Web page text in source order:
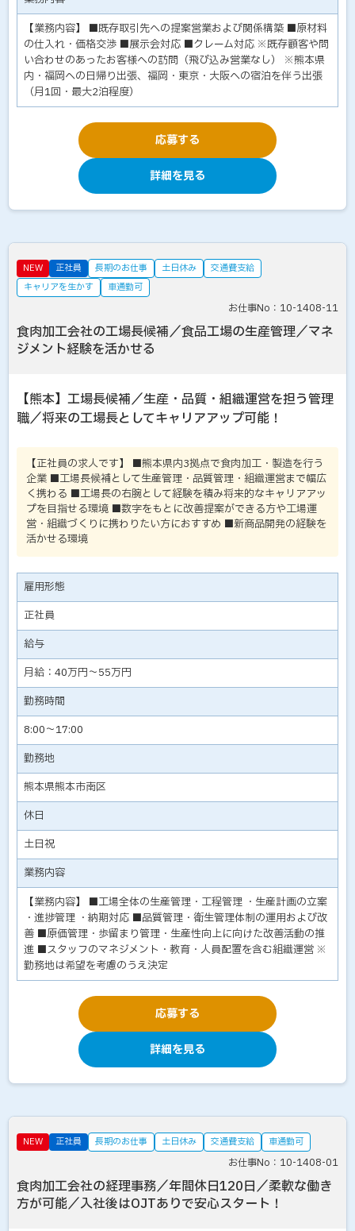
【業務内容】 ■既存取引先への提案営業および関係構築 ■原材料
の仕入れ・価格交渉 ■展示会対応 ■クレーム対応 ※既存顧客や問
い合わせのあったお客様への訪問（飛び込み営業なし） ※熊本県
内・福岡への日帰り出張、福岡・東京・大阪への宿泊を伴う出張
（月1回・最大2泊程度）
応募する
詳細を見る
NEW 正社員 長期のお仕事 土日休み
交通費支給
キャリアを生かす
車通勤可
お仕事No：10-1408-11
食肉加工会社の工場長候補／食品工場の生産管理／マネ
ジメント経験を活かせる
【熊本】工場長候補／生産・品質・組織運営を担う管理
職／将来の工場長としてキャリアアップ可能！
【正社員の求人です】 ■熊本県内3拠点で食肉加工・製造を行う
企業 ■工場長候補として生産管理・品質管理・組織運営まで幅広
く携わる ■工場長の右腕として経験を積み将来的なキャリアアッ
プを目指せる環境 ■数字をもとに改善提案ができる方や工場運
営・組織づくりに携わりたい方におすすめ ■新商品開発の経験を
活かせる環境
雇用形態
正社員
給与
月給：40万円～55万円
勤務時間
8:00～17:00
勤務地
熊本県熊本市南区
休日
土日祝
業務内容
【業務内容】 ■工場全体の生産管理・工程管理 ・生産計画の立案
・進捗管理 ・納期対応 ■品質管理・衛生管理体制の運用および改
善 ■原価管理・歩留まり管理・生産性向上に向けた改善活動の推
進 ■スタッフのマネジメント・教育・人員配置を含む組織運営 ※
勤務地は希望を考慮のうえ決定
応募する
詳細を見る
NEW 正社員 長期のお仕事 土日休み 交通費支給 車通勤可
お仕事No：10-1408-01
食肉加工会社の経理事務／年間休日120日／柔軟な働き
方が可能／入社後はOJTありで安心スタート！